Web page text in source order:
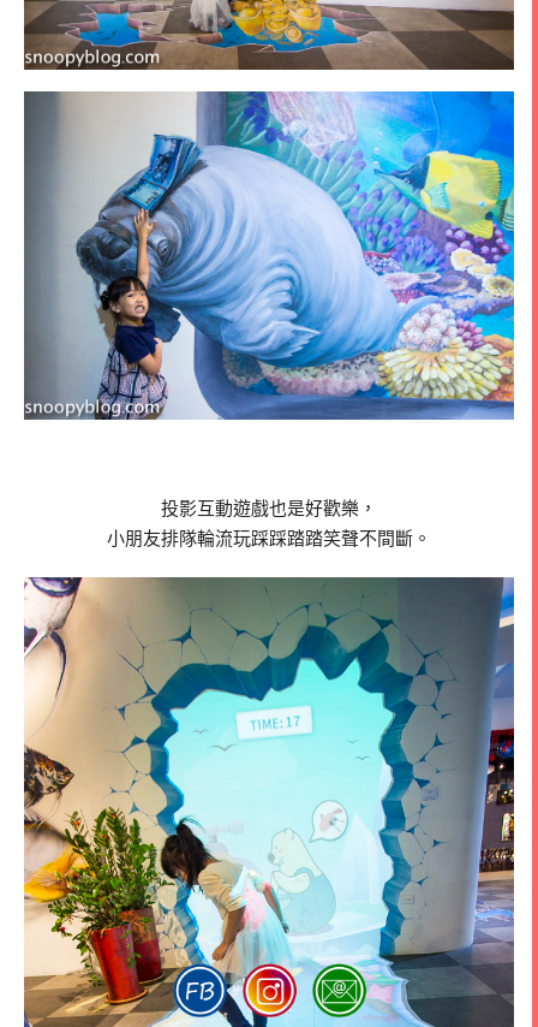
投影互動遊戲也是好歡樂，
小朋友排隊輪流玩踩踩踏踏笑聲不間斷。